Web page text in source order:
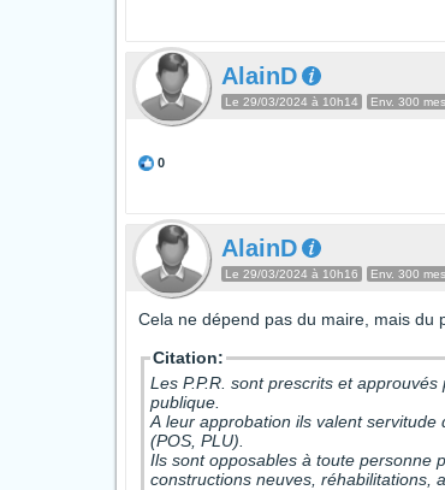
AlainD
Le 29/03/2024 à 10h14 Env. 300
0
AlainD
Le 29/03/2024 à 10h16 Env. 300
Cela ne dépend pas du maire, mais du
Citation:
Les P.P.R. sont prescrits et
publique.
A leur approbation ils valent servitude
(POS, PLU).
Ils sont opposables à toute personne
constructions neuves, réhabilitations,